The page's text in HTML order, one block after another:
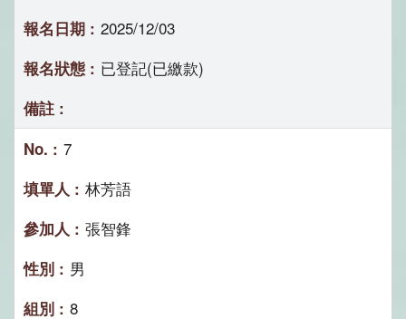
2025/12/03
已登記(已繳款)
7
林芳語
張智鋒
男
8